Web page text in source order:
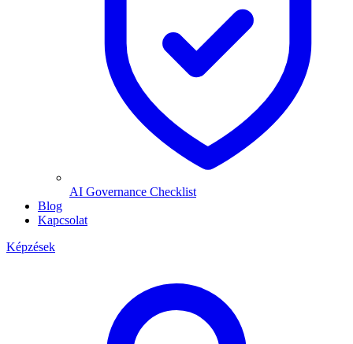
AI Governance Checklist
Blog
Kapcsolat
Képzések